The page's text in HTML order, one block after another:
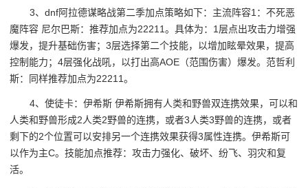
3、dnf阿拉德谋略战第二季加点策略如下：主流阵容1：不死恶
魔阵容 尼尔巴斯：推荐加点为22211。具体为：1层点出攻击力增强
爆发，提升基础伤害；3层选择第二个技能，以增加眩晕效果，提高
控制能力；4层强化战吼，以打出高AOE（范围伤害）爆发。范哲利
斯：同样推荐加点为22211。
4、使徒卡：伊希斯 伊希斯拥有人类和野兽双连携效果，可以和
人类和野兽形成2人类2野兽的连携，或者3人类3野兽的连携，或者
剩下的2个位置可以安排另一个连携效果获得3属性连携。伊希斯可
以作为主C。技能加点推荐：攻击力强化、破坏、纷飞、羽灾和复
活。